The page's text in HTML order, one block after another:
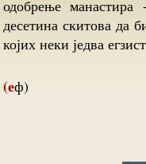
одобрење
десетина скитова да
којих неки једва
(еф)